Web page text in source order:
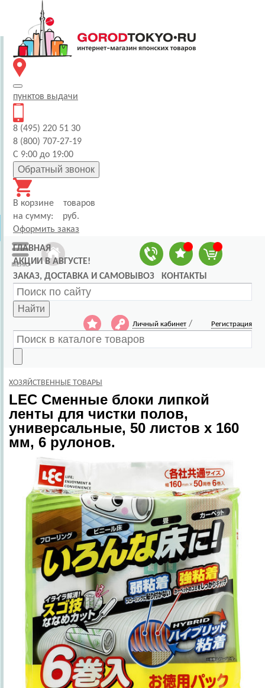
пунктов выдачи
8 (495) 220 51 30
8 (800) 707-27-19
С 9:00 до 19:00
Обратный звонок
В корзине
товаров
на сумму:
руб.
Оформить заказ
ГЛАВНАЯ
АКЦИИ В АВГУСТЕ!
ЗАКАЗ, ДОСТАВКА И САМОВЫВОЗ
КОНТАКТЫ
Найти
Личный кабинет / Регистрация
ХОЗЯЙСТВЕННЫЕ ТОВАРЫ
LEC Сменные блоки липкой
ленты для чистки полов,
универсальные, 50 листов х 160
мм, 6 рулонов.